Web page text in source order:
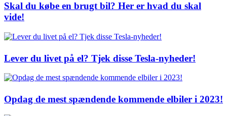
Skal du købe en brugt bil? Her er hvad du skal
vide!
Lever du livet på el? Tjek disse Tesla-nyheder!
Opdag de mest spændende kommende elbiler i 2023!